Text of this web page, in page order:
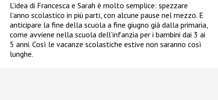
L’idea di Francesca e Sarah è molto semplice: spezzare
l’anno scolastico in più parti, con alcune pause nel mezzo. E
anticipare la fine della scuola a fine giugno già dalla primaria,
come avviene nella scuola dell’infanzia per i bambini dai 3 ai
5 anni. Così le vacanze scolastiche estive non saranno così
lunghe.